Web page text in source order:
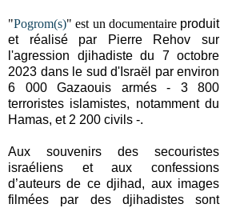
"Pogrom(s)" est un documentaire produit
et réalisé par Pierre Rehov sur
l'agression djihadiste du 7 octobre
2023 dans le sud d'Israël par environ
6 000 Gazaouis armés - 3 800
terroristes islamistes, notamment du
Hamas, et 2 200 civils -.
Aux souvenirs des secouristes
israéliens et aux confessions
d’auteurs de ce djihad, aux images
filmées par des djihadistes sont